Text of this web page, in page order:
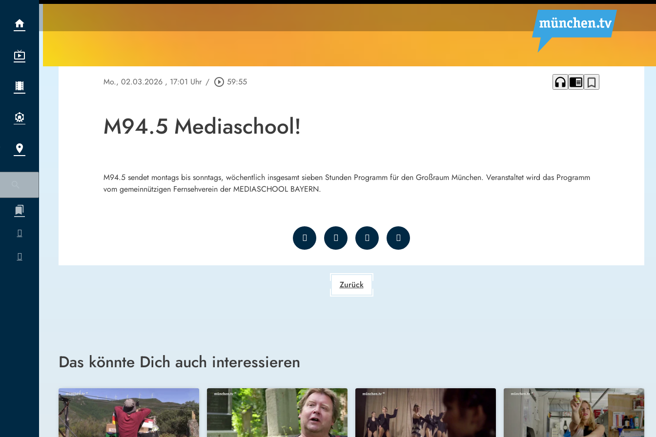
Mo., 02.03.2026 , 17:01 Uhr / play_circle_outline 59:55 headphones chrome_reader_mode bookmark_border
M94.5 Mediaschool!
M94.5 sendet montags bis sonntags, wöchentlich insgesamt sieben Stunden Programm für den Großraum München. Veranstaltet wird das Programm
vom gemeinnützigen Fernsehverein der MEDIASCHOOL BAYERN.
Zurück
Das könnte Dich auch interessieren